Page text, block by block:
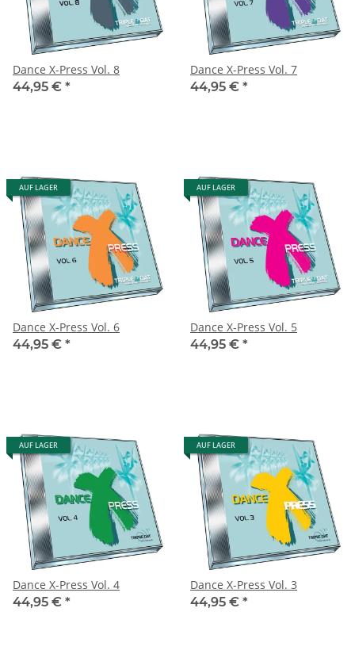
Dance X-Press Vol. 8
44,95 € *
Dance X-Press Vol. 7
44,95 € *
AUF LAGER
Dance X-Press Vol. 6
44,95 € *
AUF LAGER
Dance X-Press Vol. 5
44,95 € *
AUF LAGER
Dance X-Press Vol. 4
44,95 € *
AUF LAGER
Dance X-Press Vol. 3
44,95 € *